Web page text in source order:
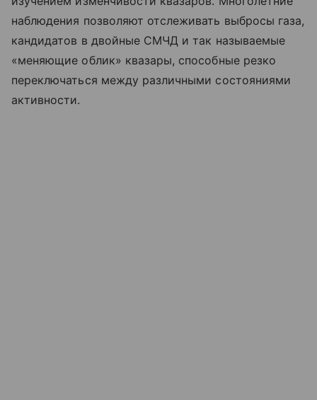
наблюдения позволяют отслеживать выбросы газа,
кандидатов в двойные СМЧД и так называемые
«меняющие облик» квазары, способные резко
переключаться между различными состояниями
активности.